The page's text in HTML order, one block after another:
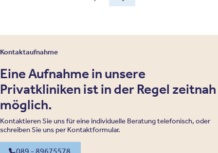
Kontaktaufnahme
Eine Aufnahme in unsere
Privatkliniken ist in der Regel zeitnah
möglich.
Kontaktieren Sie uns für eine individuelle Beratung telefonisch, oder
schreiben Sie uns per Kontaktformular.